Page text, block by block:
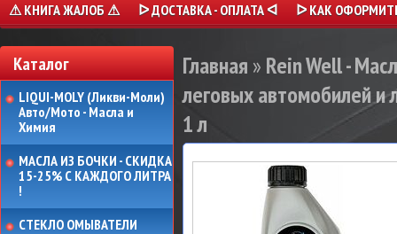
⚠ КНИГА ЖАЛОБ ⚠
ᐅ ДОСТАВКА - ОПЛАТА ᐊ ᐅ КАК
Каталог
LIQUI-MOLY (Ликви-Моли)
Авто/Мото - Масла и
Химия
МАСЛА ИЗ БОЧКИ - СКИДКА
15-25% С КАЖДОГО ЛИТРА
!
СТЕКЛО ОМЫВАТЕЛИ
Главная » Rein Well -
леговых автомобилей и
1 л